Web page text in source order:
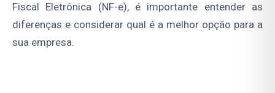
Fiscal Eletrônica (NF-e), é importante entender as
diferenças e considerar qual é a melhor opção para a
sua empresa.